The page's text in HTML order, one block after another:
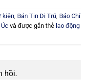
kiện, Bản Tin Di Trú, Báo Chí
và được gắn thẻ lao động
hồi.